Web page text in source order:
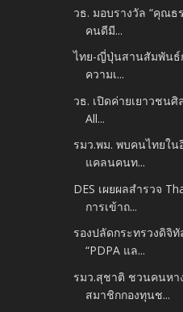
วธ. มอบรางวัล “คุณธ
คนดีมี...
ไทย-ญี่ปุ่นสานสัมพันธ์
ความเ...
วธ. เปิดค่ายเยาวชน
All...
รมว.พม. พบคนไทยใ
แคลนคนท...
DES เผยผลสำรวจ
การเข้าถ...
รองปลัดกระทรวงดิจิทั
“PDPA แล...
รมว.สุชาติ ชวนคนหา
สมาชิกกองทุนช...